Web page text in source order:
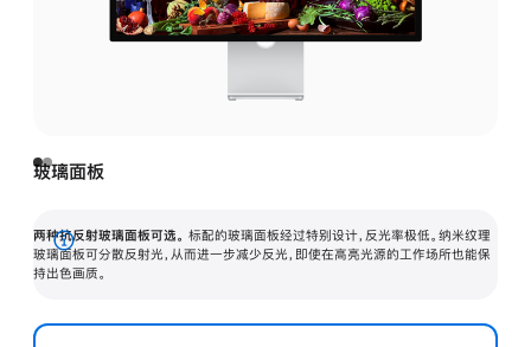
玻璃面板
两种抗反射玻璃面板可选。 标配的玻璃面板经过特别设计，反光率极低。纳米纹理
玻璃面板可分散反射光，从而进一步减少反光，即使在高亮光源的工作场所也能保
持出色画质。
展
开